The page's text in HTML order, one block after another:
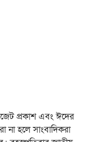
প্রকাশ এবং ঈদের
হলে সাংবাদিকরা